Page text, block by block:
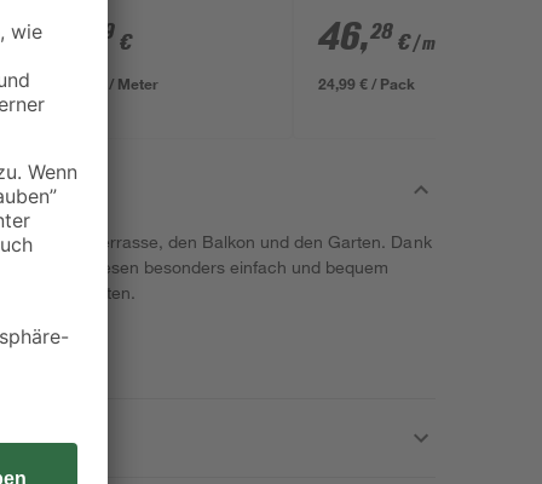
19 €
3,19 € / Meter
cm x 23 mm 6 Stück
46,28 €/ m²
24,99 € / Pack
für die Terrasse, den Balkon und den Garten. Dank
sich die Fliesen besonders einfach und bequem
Stück enthalten.